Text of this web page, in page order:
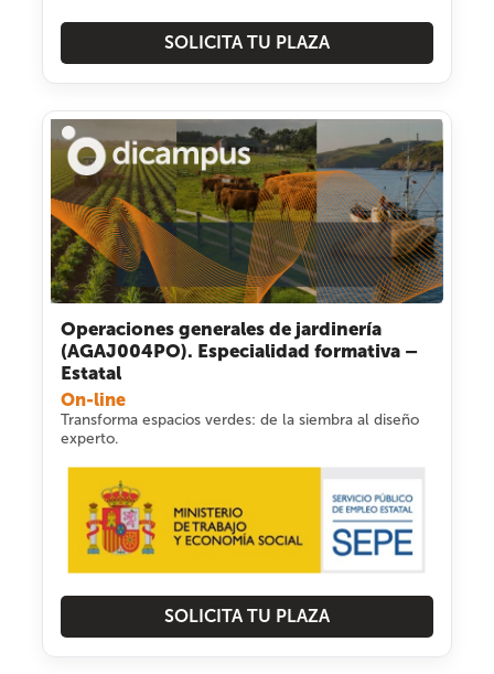
SOLICITA TU PLAZA
Operaciones generales de jardinería
(AGAJ004PO). Especialidad formativa –
Estatal
On-line
Transforma espacios verdes: de la siembra al diseño
experto.
SOLICITA TU PLAZA